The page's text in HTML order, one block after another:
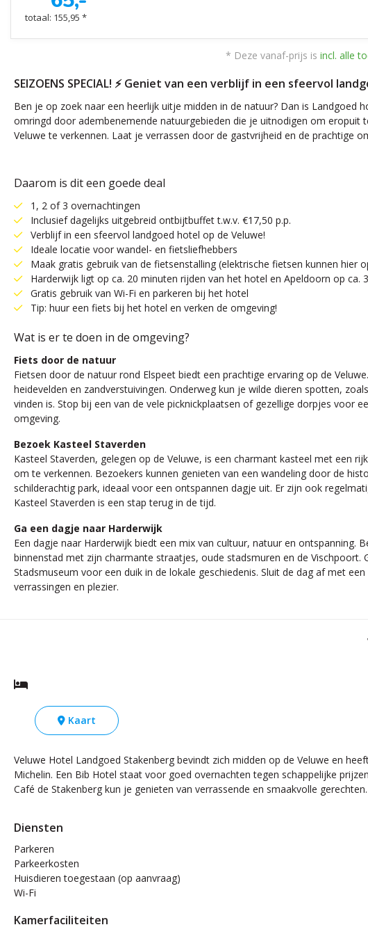
totaal: 155,95 *
* Deze vanaf-prijs is incl. alle
SEIZOENS SPECIAL! ⚡ Geniet van een verblijf in een sfeervol
Ben je op zoek naar een heerlijk uitje midden in de natuur? Dan is Landgoed
omringd door adembenemende natuurgebieden die je uitnodigen om
Veluwe te verkennen. Laat je verrassen door de gastvrijheid en de prachtige
Daarom is dit een goede deal
1, 2 of 3 overnachtingen
Inclusief dagelijks uitgebreid ontbijtbuffet t.w.v. €17,50 p.p.
Verblijf in een sfeervol landgoed hotel op de Veluwe!
Ideale locatie voor wandel- en fietsliefhebbers
Maak gratis gebruik van de fietsenstalling (elektrische fietsen kunnen hier
Harderwijk ligt op ca. 20 minuten rijden van het hotel en Apeldoorn op ca.
Gratis gebruik van Wi-Fi en parkeren bij het hotel
Tip: huur een fiets bij het hotel en verken de omgeving!
Wat is er te doen in de omgeving?
Fiets door de natuur
Fietsen door de natuur rond Elspeet biedt een prachtige ervaring op de
heidevelden en zandverstuivingen. Onderweg kun je wilde dieren spotten,
vinden is. Stop bij een van de vele picknickplaatsen of gezellige dorpjes voor
omgeving.
Bezoek Kasteel Staverden
Kasteel Staverden, gelegen op de Veluwe, is een charmant kasteel met een
om te verkennen. Bezoekers kunnen genieten van een wandeling door de
schilderachtig park, ideaal voor een ontspannen dagje uit. Er zijn ook
Kasteel Staverden is een stap terug in de tijd.
Ga een dagje naar Harderwijk
Een dagje naar Harderwijk biedt een mix van cultuur, natuur en
binnenstad met zijn charmante straatjes, oude stadsmuren en de
Stadsmuseum voor een duik in de lokale geschiedenis. Sluit de dag af met
verrassingen en plezier.
Kaart
Veluwe Hotel Landgoed Stakenberg bevindt zich midden op de Veluwe en
Michelin. Een Bib Hotel staat voor goed overnachten tegen schappelijke
Café de Stakenberg kun je genieten van verrassende en smaakvolle gerechten.
Diensten
Parkeren
Parkeerkosten
Huisdieren toegestaan (op aanvraag)
Wi-Fi
Kamerfaciliteiten